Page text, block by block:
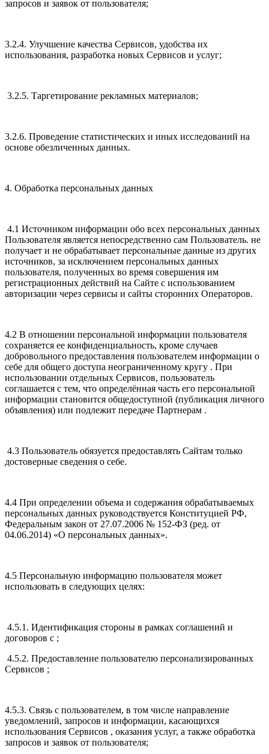
запросов и заявок от пользователя;
3.2.4. Улучшение качества Сервисов, удобства их
использования, разработка новых Сервисов и услуг;
3.2.5. Таргетирование рекламных материалов;
3.2.6. Проведение статистических и иных исследований на
основе обезличенных данных.
4. Обработка персональных данных
4.1 Источником информации обо всех персональных данных
Пользователя является непосредственно сам Пользователь. не
получает и не обрабатывает персональные данные из других
источников, за исключением персональных данных
пользователя, полученных во время совершения им
регистрационных действий на Сайте с использованием
авторизации через сервисы и сайты сторонних Операторов.
4.2 В отношении персональной информации пользователя
сохраняется ее конфиденциальность, кроме случаев
добровольного предоставления пользователем информации о
себе для общего доступа неограниченному кругу . При
использовании отдельных Сервисов, пользователь
соглашается с тем, что определённая часть его персональной
информации становится общедоступной (публикация личного
объявления) или подлежит передаче Партнерам .
4.3 Пользователь обязуется предоставлять Сайтам только
достоверные сведения о себе.
4.4 При определении объема и содержания обрабатываемых
персональных данных руководствуется Конституцией РФ,
Федеральным закон от 27.07.2006 № 152-ФЗ (ред. от
04.06.2014) «О персональных данных».
4.5 Персональную информацию пользователя может
использовать в следующих целях:
4.5.1. Идентификация стороны в рамках соглашений и
договоров с ;
4.5.2. Предоставление пользователю персонализированных
Сервисов ;
4.5.3. Связь с пользователем, в том числе направление
уведомлений, запросов и информации, касающихся
использования Сервисов , оказания услуг, а также обработка
запросов и заявок от пользователя;